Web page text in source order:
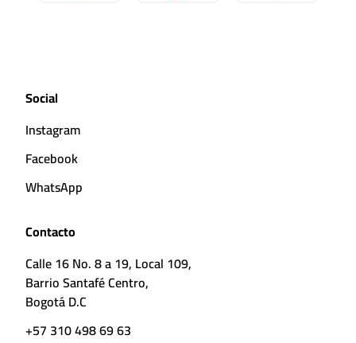
Social
Instagram
Facebook
WhatsApp
Contacto
Calle 16 No. 8 a 19, Local 109,
Barrio Santafé Centro,
Bogotá D.C
+57 310 498 69 63